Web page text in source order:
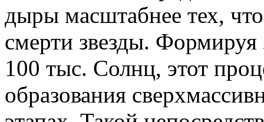
дыры масштабнее тех,
смерти звезды.
100 тыс. Солнц, этот
образования